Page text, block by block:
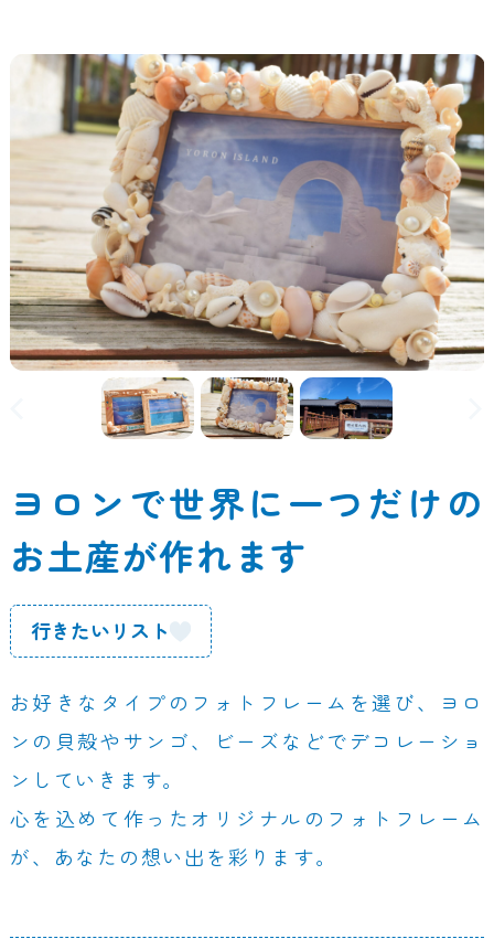
ヨロンで世界に一つだけの
お土産が作れます
行きたいリスト
お好きなタイプのフォトフレームを選び、ヨロ
ンの貝殻やサンゴ、ビーズなどでデコレーショ
ンしていきます。
心を込めて作ったオリジナルのフォトフレーム
が、あなたの想い出を彩ります。